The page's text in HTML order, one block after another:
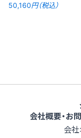
50,160円（税込）
会社概要・お
会